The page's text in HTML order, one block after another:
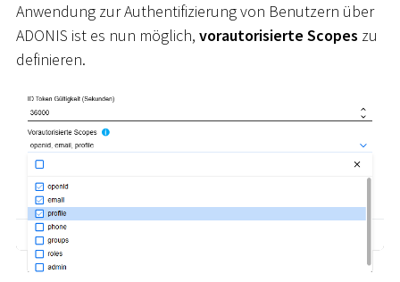
Anwendung zur Authentifizierung von Benutzern über
ADONIS ist es nun möglich, vorautorisierte Scopes zu
definieren.